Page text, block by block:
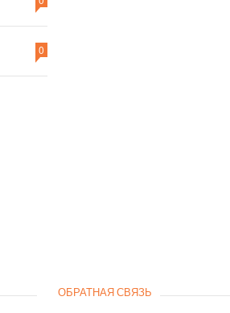
0
ОБРАТНАЯ СВЯЗЬ